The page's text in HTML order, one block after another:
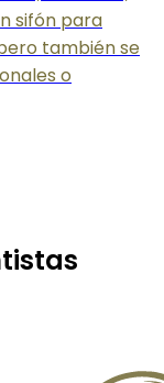
sifón para
también se
o